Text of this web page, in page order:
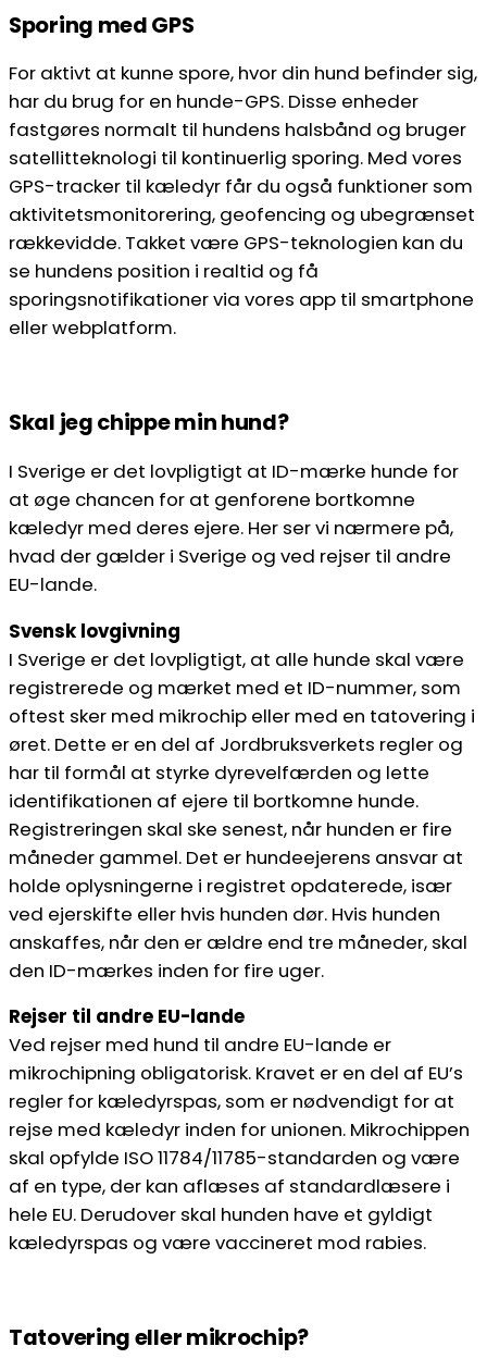
Sporing med GPS
For aktivt at kunne spore, hvor din hund befinder sig,
har du brug for en hunde-GPS. Disse enheder
fastgøres normalt til hundens halsbånd og bruger
satellitteknologi til kontinuerlig sporing. Med vores
GPS-tracker til kæledyr får du også funktioner som
aktivitetsmonitorering, geofencing og ubegrænset
rækkevidde. Takket være GPS-teknologien kan du
se hundens position i realtid og få
sporingsnotifikationer via vores app til smartphone
eller webplatform.
Skal jeg chippe min hund?
I Sverige er det lovpligtigt at ID-mærke hunde for
at øge chancen for at genforene bortkomne
kæledyr med deres ejere. Her ser vi nærmere på,
hvad der gælder i Sverige og ved rejser til andre
EU-lande.
Svensk lovgivning
I Sverige er det lovpligtigt, at alle hunde skal være
registrerede og mærket med et ID-nummer, som
oftest sker med mikrochip eller med en tatovering i
øret. Dette er en del af Jordbruksverkets regler og
har til formål at styrke dyrevelfærden og lette
identifikationen af ejere til bortkomne hunde.
Registreringen skal ske senest, når hunden er fire
måneder gammel. Det er hundeejerens ansvar at
holde oplysningerne i registret opdaterede, især
ved ejerskifte eller hvis hunden dør. Hvis hunden
anskaffes, når den er ældre end tre måneder, skal
den ID-mærkes inden for fire uger.
Rejser til andre EU-lande
Ved rejser med hund til andre EU-lande er
mikrochipning obligatorisk. Kravet er en del af EU’s
regler for kæledyrspas, som er nødvendigt for at
rejse med kæledyr inden for unionen. Mikrochippen
skal opfylde ISO 11784/11785-standarden og være
af en type, der kan aflæses af standardlæsere i
hele EU. Derudover skal hunden have et gyldigt
kæledyrspas og være vaccineret mod rabies.
Tatovering eller mikrochip?